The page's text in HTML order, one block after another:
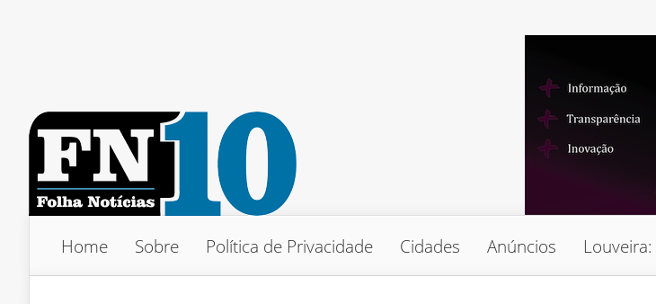
Home Sobre Política de Privacidade Cidades Anúncios